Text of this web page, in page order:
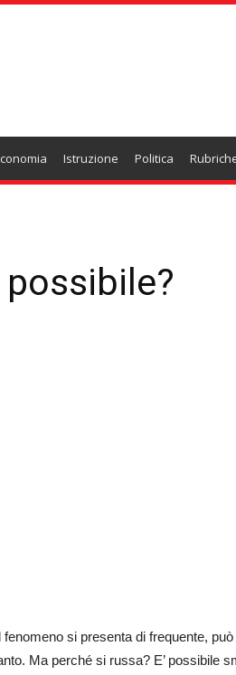
Istruzione Politica
si presenta di frequente,
Ma perché si russa? E’ possibile